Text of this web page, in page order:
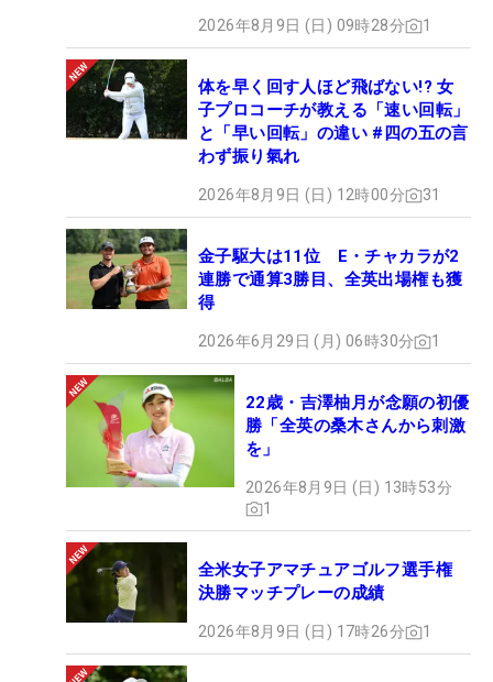
2026年8月9日 (日) 09時28分 1
体を早く回す人ほど飛ばない!? 女
子プロコーチが教える「速い回転」
と「早い回転」の違い #四の五の言
わず振り氣れ
2026年8月9日 (日) 12時00分 31
金子駆大は11位 E・チャカラが2
連勝で通算3勝目、全英出場権も獲
得
2026年6月29日 (月) 06時30分 1
22歳・吉澤柚月が念願の初優
勝「全英の桑木さんから刺激
を」
2026年8月9日 (日) 13時53分
1
全米女子アマチュアゴルフ選手権
決勝マッチプレーの成績
2026年8月9日 (日) 17時26分 1